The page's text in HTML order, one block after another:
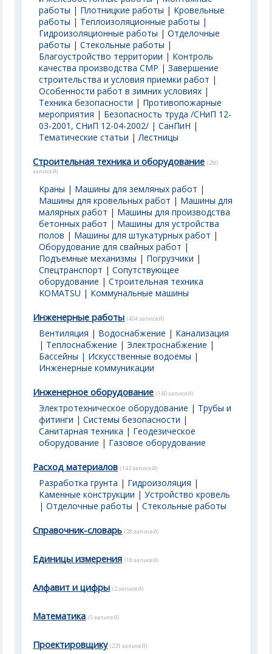
работы | Плотницкие работы | Кровельные
работы | Теплоизоляционные работы |
Гидроизоляционные работы |Отделочные
работы |Стекольные работы |
Благоустройство территории | Контроль
качества производства СМР |Завершение
строительства и условия приемки работ |
Особенности работ в зимних условиях |
Техника безопасности | Противопожарные
мероприятия | Безопасность труда /СНиП 12-
03-2001, СНиП 12-04-2002/ |СанПиН |
Тематические статьи |Лестницы
Строительная техника и оборудование (280
записей)
Краны | Машины для земляных работ |
Машины для кровельных работ | Машины для
малярных работ | Машины для производства
бетонных работ | Машины для устройства
полов | Машины для штукатурных работ |
Оборудование для свайных работ |
Подъемные механизмы | Погрузчики |
Спецтранспорт |Сопутствующее
оборудование |Строительная техника
KOMATSU | Коммунальные машины
Инженерные работы (404 записей)
Вентиляция | Водоснабжение | Канализация
| Теплоснабжение |Электроснабжение |
Бассейны | Искусственные водоёмы |
Инженерные коммуникации
Инженерное оборудование (140 записей)
Электротехническое оборудование | Трубы и
фитинги |Системы безопасности |
Санитарная техника | Геодезическое
оборудование | Газовое оборудование
Расход материалов (143 записей)
Разработка грунта | Гидроизоляция |
Каменные конструкции |Устройство кровель
|Отделочные работы |Стекольные работы
Справочник-словарь (28 записей)
Единицы измерения (18 записей)
Алфавит и цифры (2 записей)
Математика (5 записей)
Проектировщику (231 записей)